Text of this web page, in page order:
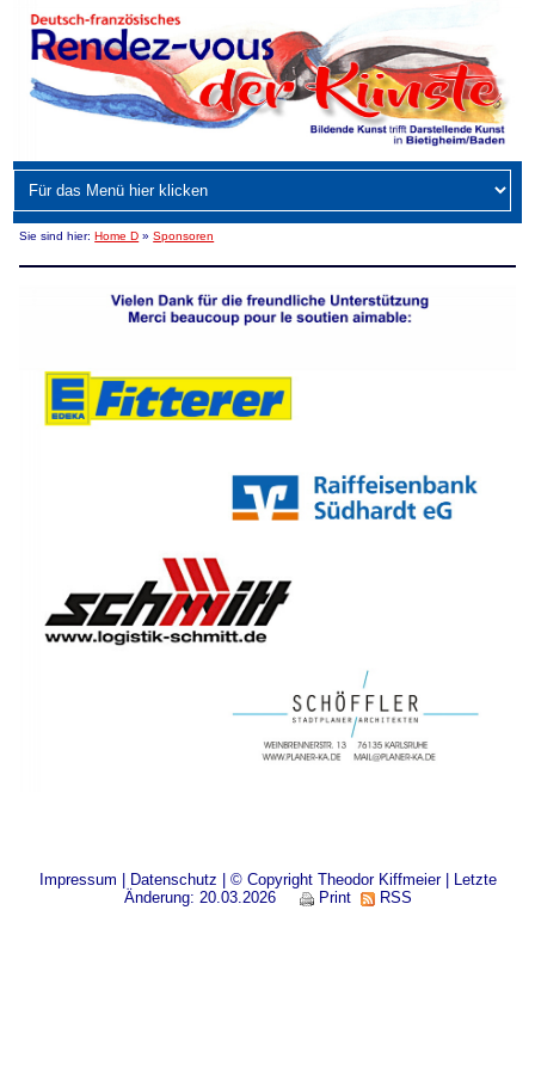
Sie sind hier:Home D »Sponsoren
Impressum Datenschutz | © Copyright Theodor Kiffmeier | Letzte
Änderung: 20.03.2026
Print RSS